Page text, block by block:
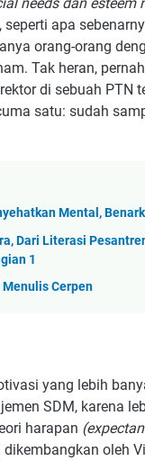
apa
orang-orang
Tak heran,
di sebuah PTN
satu: sudah
Mental,
Dari Literasi
1
Cerpen
yang lebih
SDM, karena
harapan
dikembangkan oleh